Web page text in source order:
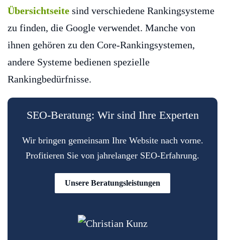
Übersichtseite sind verschiedene Rankingsysteme
zu finden, die Google verwendet. Manche von
ihnen gehören zu den Core-Rankingsystemen,
andere Systeme bedienen spezielle
Rankingbedürfnisse.
SEO-Beratung: Wir sind Ihre Experten
Wir bringen gemeinsam Ihre Website nach vorne.
Profitieren Sie von jahrelanger SEO-Erfahrung.
Unsere Beratungsleistungen